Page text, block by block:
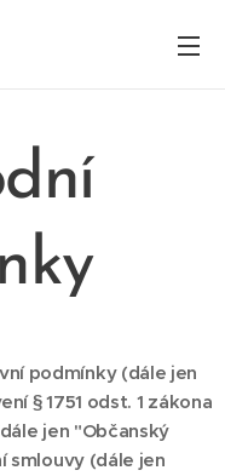
podmínky (dále jen
§ 1751 odst. 1 zákona
jen "Občanský
smlouvy (dále jen